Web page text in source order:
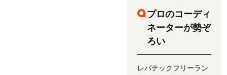
プロのコーディ
ネーターが勢ぞ
ろい
レバテックフリーラン